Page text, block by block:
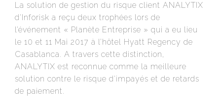
La solution de gestion du risque client ANALYTIX
d'Inforisk a reçu deux trophées lors de
l’événement « Planète Entreprise » qui a eu lieu
le 10 et 11 Mai 2017 à l’hôtel Hyatt Regency de
Casablanca. A travers cette distinction,
ANALYTIX est reconnue comme la meilleure
solution contre le risque d'impayés et de retards
de paiement.